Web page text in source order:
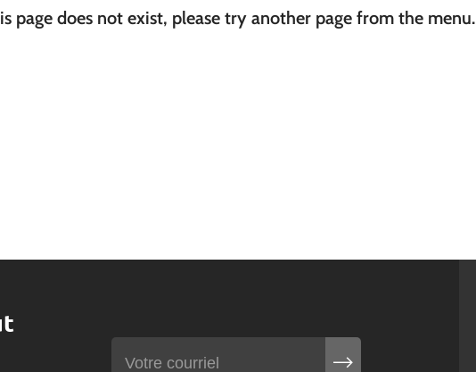
page does not exist, please try another page from the menu.